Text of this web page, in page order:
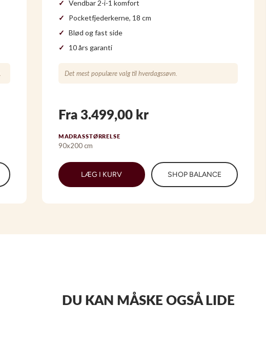
Vendbar 2-i-1 komfort
Pocketfjederkerne, 18 cm
Blød og fast side
10 års garanti
Det mest populære valg til hverdagssøvn.
Fra 3.499,00 kr
MADRASSTØRRELSE
90x200 cm
LÆG I KURV SHOP BALANCE
DU KAN MÅSKE OGSÅ LIDE